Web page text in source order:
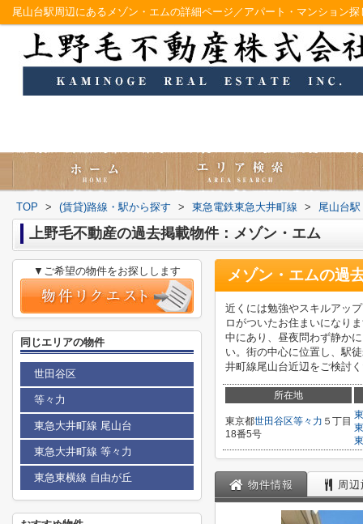
尾山台駅周辺にあるメゾン・エムの詳細ページ／アパート・マンション
TOP > (賃貸)路線・駅から探す > 東急電鉄東急大井町線 > 尾山台駅
上野毛不動産の過去掲載物件：メゾン・エム
メゾン・エムの過
近くには勉強やスキルアッ
ロがついたお住まいになり
中にあり、昼夜問わず静か
い。街の中心に位置し、駅
井町線尾山台近辺をご検討
所在地
東京都世田谷区等々力 ５丁目
18番5号
物件情報 周
▼ご希望の物件をお探しします
同じエリアの物件
世田谷区
等々力
東急大井町線 尾山台
東急大井町線 等々力
東急東横線 自由が丘